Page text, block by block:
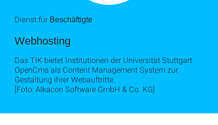
Dienst für Beschäftigte
Webhosting
Das TIK bietet Institutionen der Universität Stuttgart
OpenCms als Content Management System zur
Gestaltung ihrer Webauftritte.
[Foto: Alkacon Software GmbH & Co. KG]